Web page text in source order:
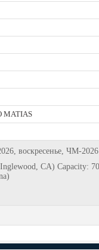
MATIAS
воскресенье, ЧМ-
CA) Capacity: